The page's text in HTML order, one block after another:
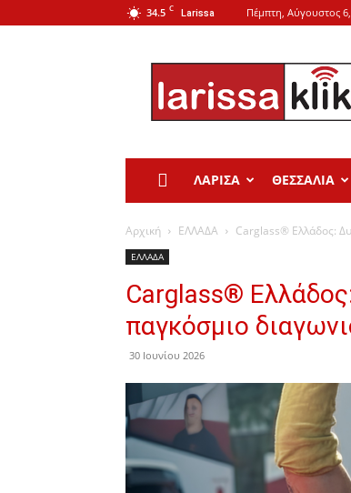
34.5 C Larissa Πέμπτη, Αύγουστος
Larissa
ΛΑΡΙΣΑ ΘΕΣΣΑΛΙΑ
Αρχική ΕΛΛΑΔΑ Carglass® Ελλάδος:
ΕΛΛΑΔΑ
Carglass®
παγκόσμιο
30 Ιουνίου 2026